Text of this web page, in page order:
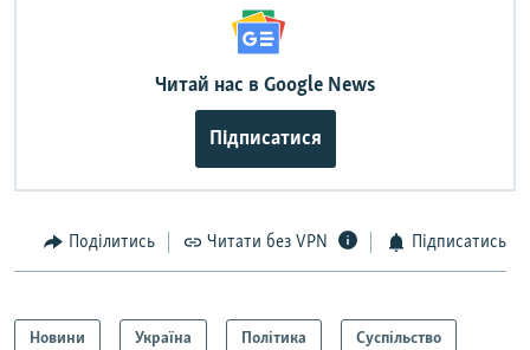
Читай нас в Google News
Підписатися
Поділитись Читати без VPN Підписатись
Новини Україна Політика Суспільство